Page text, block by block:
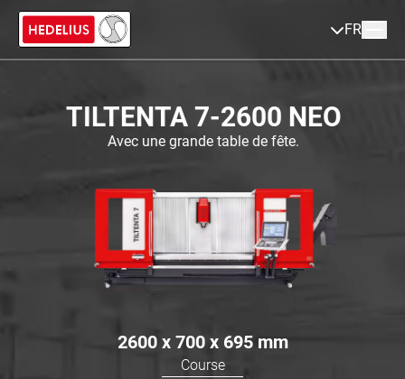
FR
TILTENTA 7-2600 NEO
Avec une grande table de fête.
2600 x 700 x 695 mm
Course